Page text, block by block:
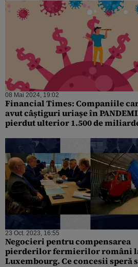
08 Mai 2024, 19:02
Financial Times: Companiile
avut câștiguri uriașe în
pierdut ulterior 1.500 de
23 Oct. 2023, 16:55
Negocieri pentru compensarea
pierderilor fermierilor români
Luxembourg. Ce concesii speră